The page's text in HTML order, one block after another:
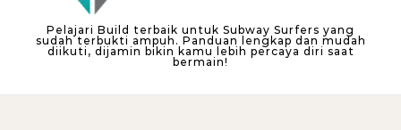
Pelajari Build terbaik untuk Subway Surfers yang
sudah terbukti ampuh. Panduan lengkap dan mudah
diikuti, dijamin bikin kamu lebih percaya diri saat
bermain!